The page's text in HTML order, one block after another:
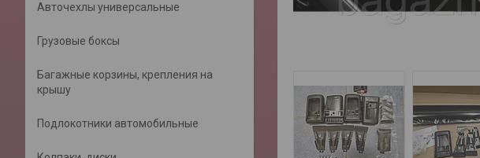
Авточехлы универсальные
Грузовые боксы
Багажные корзины, крепления на
крышу
Подлокотники автомобильные